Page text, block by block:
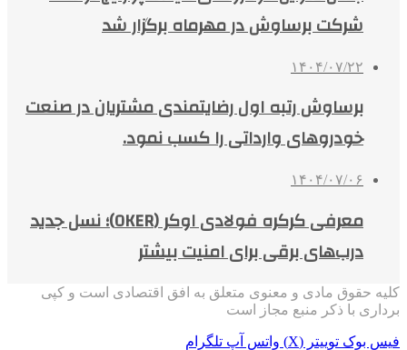
شرکت برساوش در مهرماه برگزار شد
۱۴۰۴/۰۷/۲۲
برساوش رتبه اول رضایتمندی مشتریان در صنعت
خودروهای وارداتی را کسب نمود.
۱۴۰۴/۰۷/۰۶
معرفی کرکره فولادی اوکر (OKER)؛ نسل جدید
درب‌های برقی برای امنیت بیشتر
کلیه حقوق مادی و معنوی متعلق به افق اقتصادی است و کپی
برداری با ذکر منبع مجاز است
فیس بوک توییتر (X) واتس آپ تلگرام